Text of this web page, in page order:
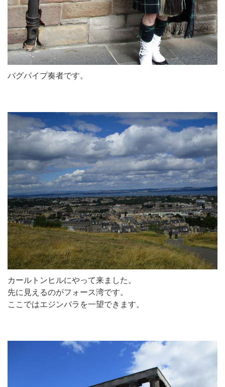
バグパイプ奏者です。
カールトンヒルにやって来ました。
先に見えるのがフォース湾です。
ここではエジンバラを一望できます。